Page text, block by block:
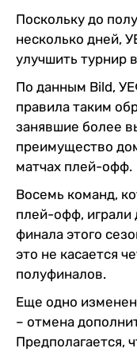
Поскольку до
несколько дней,
улучшить турнир
По данным Bild,
правила таким
занявшие более
преимущество
матчах плей-офф.
Восемь команд,
плей-офф, играли
финала этого
это не касается
полуфиналов.
Еще одно
– отмена
Предполагается,